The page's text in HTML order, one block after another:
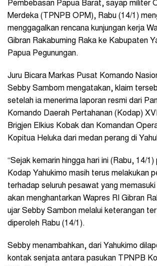
Pembebasan Papua Barat, sayap militer
Merdeka (TPNPB OPM), Rabu (14/1)
menggagalkan rencana kunjungan kerja
Gibran Rakabuming Raka ke Kabupaten
Papua Pegunungan.
Juru Bicara Markas Pusat Komando
Sebby Sambom mengatakan, klaim
setelah ia menerima laporan resmi dari
Komando Daerah Pertahanan (Kodap)
Brigjen Elkius Kobak dan Komandan
Kopitua Heluka dari medan perang di
“Sejak kemarin hingga hari ini (Rabu, 14/
Kodap Yahukimo masih terus melakukan
terhadap seluruh pesawat yang
akan menghantarkan Wapres RI Gibran
ujar Sebby Sambon melalui keterangan
diperoleh Rabu (14/1).
Sebby menambahkan, dari Yahukimo
kontak senjata antara pasukan TPNPB